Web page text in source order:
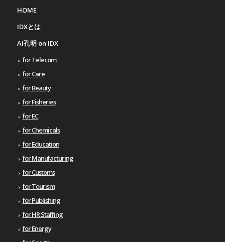
HOME
IDXとは
AI孔明 on IDX
for Telecom
for Care
for Beauty
for Fisheries
for EC
for Chemicals
for Education
for Manufacturing
for Customs
for Tourism
for Publishing
for HR Staffing
for Energy